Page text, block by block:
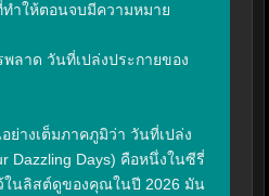
ำให้ตอนจบมีความหมาย
ลาด วันที่เปล่งประกายของ
างเต็มภาคภูมิว่า วันที่เปล่ง
Dazzling Days) คือหนึ่งในซีรี่
นลิสต์ดูของคุณในปี 2026 มัน